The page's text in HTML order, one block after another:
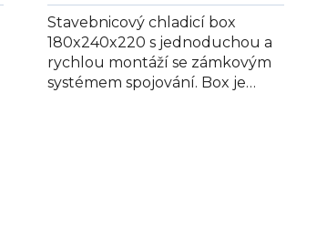
Stavebnicový chladicí box
180x240x220 s jednoduchou a
rychlou montáží se zámkovým
systémem spojování. Box je